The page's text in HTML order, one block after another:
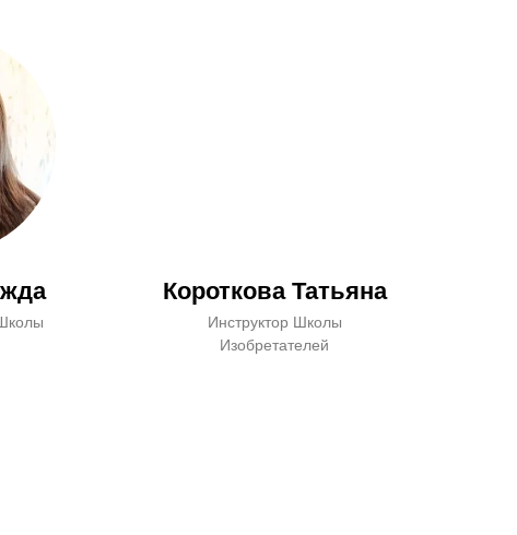
Короткова Татьяна
Инструктор Школы
Изобретателей